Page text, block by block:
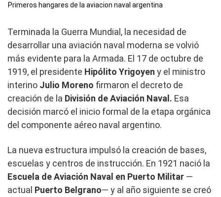
Primeros hangares de la aviacion naval argentina
Terminada la Guerra Mundial, la necesidad de
desarrollar una aviación naval moderna se volvió
más evidente para la Armada. El 17 de octubre de
1919, el presidente Hipólito Yrigoyen y el ministro
interino Julio Moreno firmaron el decreto de
creación de la División de Aviación Naval. Esa
decisión marcó el inicio formal de la etapa orgánica
del componente aéreo naval argentino.
La nueva estructura impulsó la creación de bases,
escuelas y centros de instrucción. En 1921 nació la
Escuela de Aviación Naval en Puerto Militar —
actual Puerto Belgrano— y al año siguiente se creó